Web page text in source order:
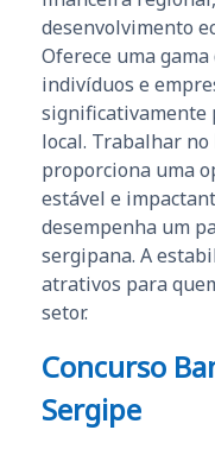
desenvolvimento
Oferece uma
indivíduos e
significativamente
local. Trabalhar no
proporciona uma
estável e
desempenha um
sergipana. A
atrativos para
setor.
Concurso
Sergipe